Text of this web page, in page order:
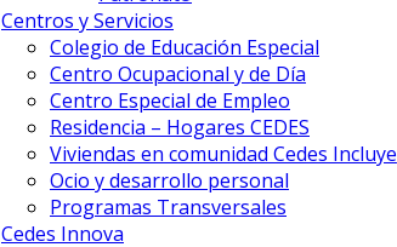
Centros y Servicios
Colegio de Educación Especial
Centro Ocupacional y de Día
Centro Especial de Empleo
Residencia – Hogares CEDES
Viviendas en comunidad Cedes Incluye
Ocio y desarrollo personal
Programas Transversales
Cedes Innova